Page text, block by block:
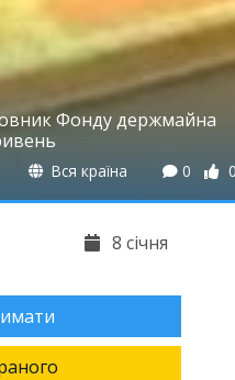
Фонду держмайна
Вся країна 0
8 січня